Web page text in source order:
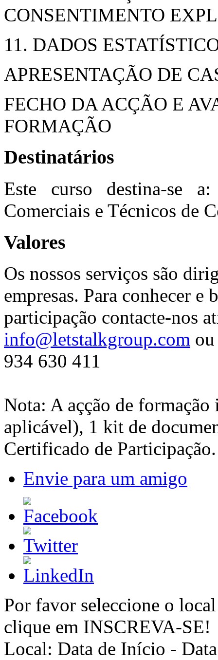
CONSENTIMENTO
11. DADOS
APRESENTAÇÃO DE
FECHO DA ACÇÃO E
FORMAÇÃO
Destinatários
Este curso destina-se
Comerciais e Técnicos de
Valores
Os nossos serviços são
empresas. Para conhecer e
participação contacte-nos
info@letstalkgroup.com
934 630 411
Nota: A açção de
aplicável), 1 kit de
Certificado de Participação.
Envie para um amigo
Por favor seleccione o
clique em INSCREVA-SE!
Local: Data de Início -